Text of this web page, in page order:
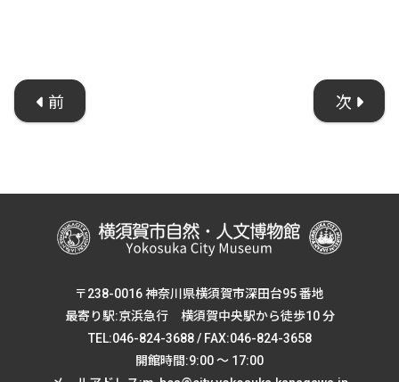
前 次
〒238-0016 神奈川県横須賀市深田台95 番地
最寄り駅:京浜急行 横須賀中央駅から徒歩10 分
TEL:046-824-3688 / FAX:046-824-3658
開館時間:9:00 ～ 17:00